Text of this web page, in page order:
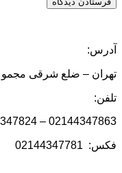
آدرس:
تهران – ضلع شرقی
تلفن:
02144347863 – 02144347824 – 02144347815
فکس: 02144347781